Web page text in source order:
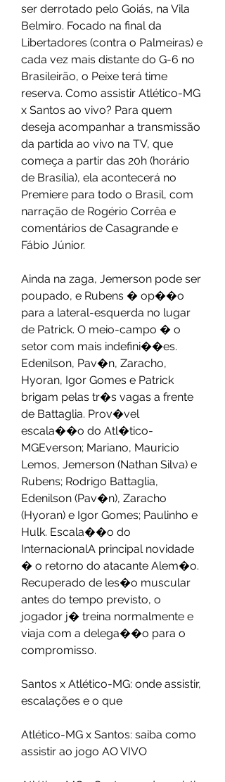
ser derrotado pelo Goiás, na Vila
Belmiro. Focado na final da
Libertadores (contra o Palmeiras) e
cada vez mais distante do G-6 no
Brasileirão, o Peixe terá time
reserva. Como assistir Atlético-MG
x Santos ao vivo? Para quem
deseja acompanhar a transmissão
da partida ao vivo na TV, que
começa a partir das 20h (horário
de Brasília), ela acontecerá no
Premiere para todo o Brasil, com
narração de Rogério Corrêa e
comentários de Casagrande e
Fábio Júnior.
Ainda na zaga, Jemerson pode ser
poupado, e Rubens � op��o
para a lateral-esquerda no lugar
de Patrick. O meio-campo � o
setor com mais indefini��es.
Edenilson, Pav�n, Zaracho,
Hyoran, Igor Gomes e Patrick
brigam pelas tr�s vagas a frente
de Battaglia. Prov�vel
escala��o do Atl�tico-
MGEverson; Mariano, Mauricio
Lemos, Jemerson (Nathan Silva) e
Rubens; Rodrigo Battaglia,
Edenilson (Pav�n), Zaracho
(Hyoran) e Igor Gomes; Paulinho e
Hulk. Escala��o do
InternacionalA principal novidade
� o retorno do atacante Alem�o.
Recuperado de les�o muscular
antes do tempo previsto, o
jogador j� treina normalmente e
viaja com a delega��o para o
compromisso.
Santos x Atlético-MG: onde assistir,
escalações e o que
Atlético-MG x Santos: saiba como
assistir ao jogo AO VIVO